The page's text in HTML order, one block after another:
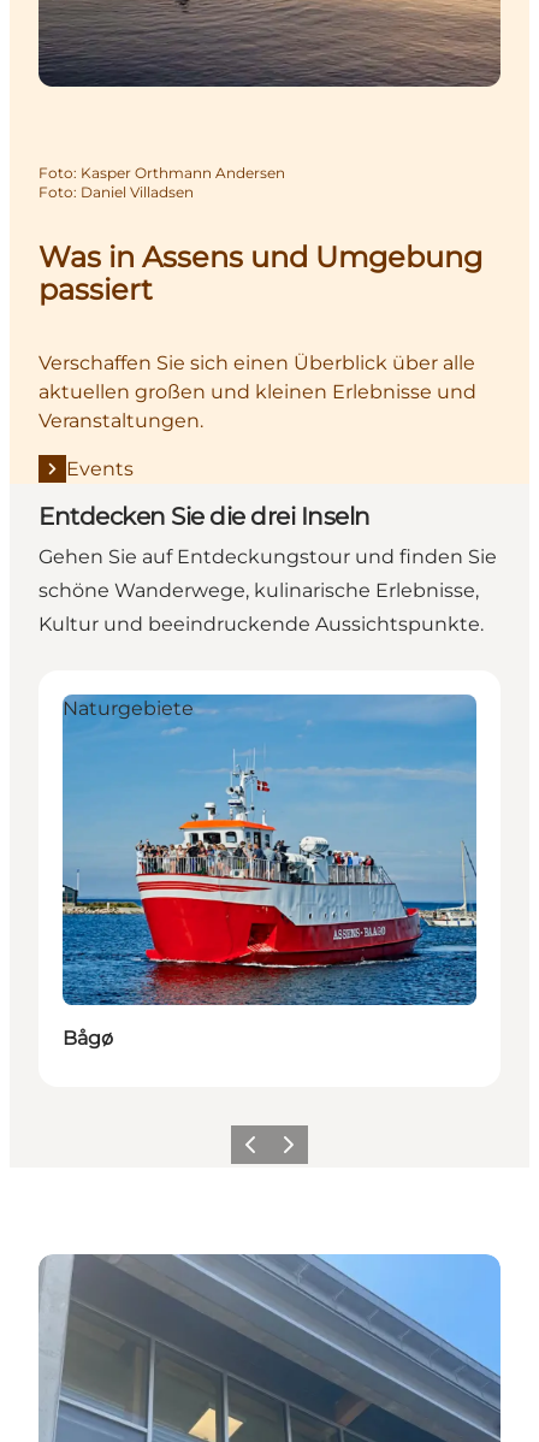
Foto: Kasper Orthmann Andersen
Foto: Daniel Villadsen
Was in Assens und Umgebung
passiert
Verschaffen Sie sich einen Überblick über alle
aktuellen großen und kleinen Erlebnisse und
Veranstaltungen.
Events
Entdecken Sie die drei Inseln
Gehen Sie auf Entdeckungstour und finden Sie
schöne Wanderwege, kulinarische Erlebnisse,
Kultur und beeindruckende Aussichtspunkte.
Naturgebiete
Bågø
ZurückWeiter
Besuchen Sie uns im Touristenbüro